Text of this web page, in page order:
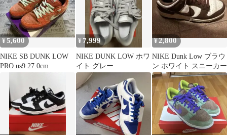
¥5,600
NIKE SB DUNK LOW
PRO us9 27.0cm
¥ 7,999
NIKE DUNK LOW ホワ
イト グレー
¥2,800
NIKE Dunk Low ブラウ
ン ホワイト スニーカー